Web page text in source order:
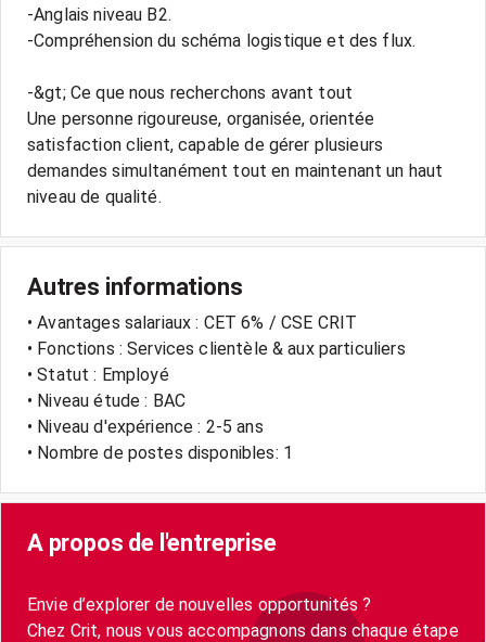
-Anglais niveau B2.
-Compréhension du schéma logistique et des flux.
-&gt; Ce que nous recherchons avant tout
Une personne rigoureuse, organisée, orientée
satisfaction client, capable de gérer plusieurs
demandes simultanément tout en maintenant un haut
Autres informations
• Avantages salariaux : CET 6% / CSE CRIT
• Fonctions : Services clientèle & aux particuliers
• Statut : Employé
• Niveau étude : BAC
• Niveau d'expérience : 2-5 ans
• Nombre de postes disponibles: 1
A propos de l'entreprise
Envie d’explorer de nouvelles opportunités ?
Chez Crit, nous vous accompagnons dans chaque étape